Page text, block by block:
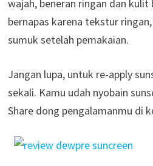
wajah, beneran ringan dan kulit
bernapas karena tekstur
sumuk setelah pemakaian.
Jangan lupa, untuk re-apply
sekali. Kamu udah nyobain
Share dong pengalamanmu di